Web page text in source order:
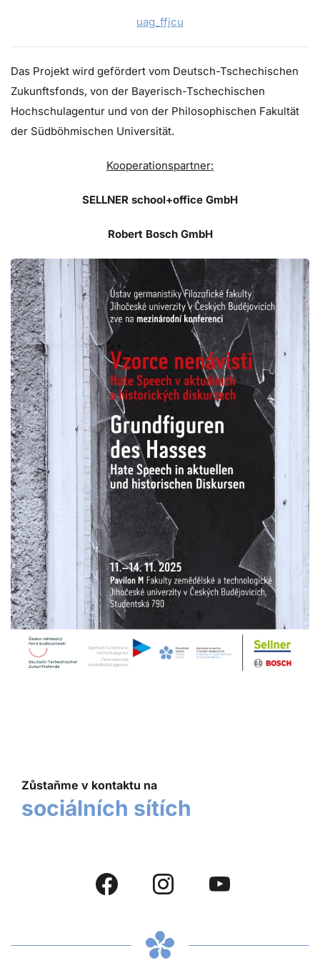
uag_ffjcu
Das Projekt wird gefördert vom Deutsch-Tschechischen
Zukunftsfonds, von der Bayerisch-Tschechischen
Hochschulagentur und von der Philosophischen Fakultät
der Südböhmischen Universität.
Kooperationspartner:
SELLNER school+office GmbH
Robert Bosch GmbH
Zůstaňme v kontaktu na
sociálních sítích